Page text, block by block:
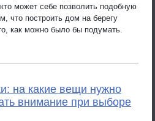
может себе позволить подобную
что построить дом на берегу
как можно было бы подумать.
на какие вещи нужно
внимание при выборе